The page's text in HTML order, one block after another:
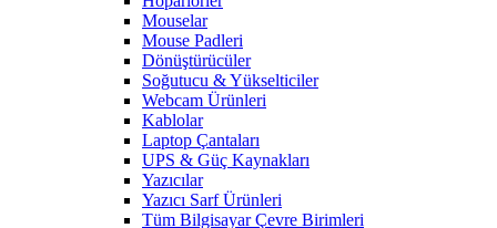
Mouselar
Mouse Padleri
Dönüştürücüler
Soğutucu & Yükselticiler
Webcam Ürünleri
Kablolar
Laptop Çantaları
UPS & Güç Kaynakları
Yazıcılar
Yazıcı Sarf Ürünleri
Tüm Bilgisayar Çevre Birimleri